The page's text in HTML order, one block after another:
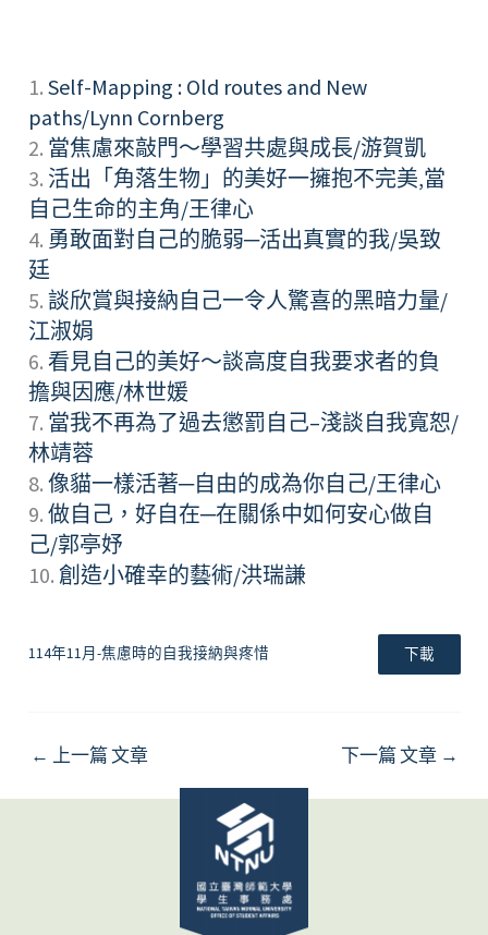
1. Self-Mapping : Old routes and New
paths/Lynn Cornberg
2. 當焦慮來敲門～學習共處與成長/游賀凱
3. 活出「角落生物」的美好一擁抱不完美,當
自己生命的主角/王律心
4. 勇敢面對自己的脆弱─活出真實的我/吳致
廷
5. 談欣賞與接納自己一令人驚喜的黑暗力量/
江淑娟
6. 看見自己的美好～談高度自我要求者的負
擔與因應/林世媛
7. 當我不再為了過去懲罰自己–淺談自我寬恕/
林靖蓉
8. 像貓一樣活著─自由的成為你自己/王律心
9. 做自己，好自在─在關係中如何安心做自
己/郭亭妤
10. 創造小確幸的藝術/洪瑞謙
114年11月-焦慮時的自我接納與疼惜 下載
← 上一篇 文章 下一篇 文章 →